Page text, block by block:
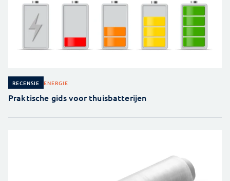
RECENSIE ENERGIE
Praktische gids voor thuisbatterijen